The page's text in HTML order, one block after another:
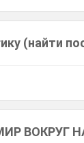
(найти
ВОКРУГ